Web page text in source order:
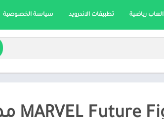
العاب رياضية تطبيقات الاندرويد سياسة الخصوصية